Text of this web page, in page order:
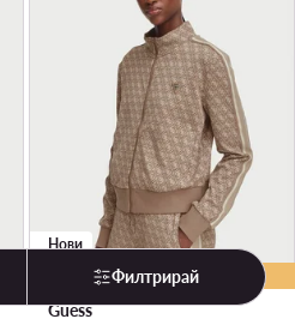
още 10% Код: LAST
Нови
Guess
Филтрирай